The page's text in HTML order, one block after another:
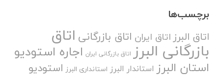
برچسب‌ها
اتاق البرزاتاق ایران اتاق بازرگانی اتاق
بازرگانی البرز اتاق بازرگانی ایران اجاره استودیو
استان البرز استاندار البرز استانداری البرز استودیو